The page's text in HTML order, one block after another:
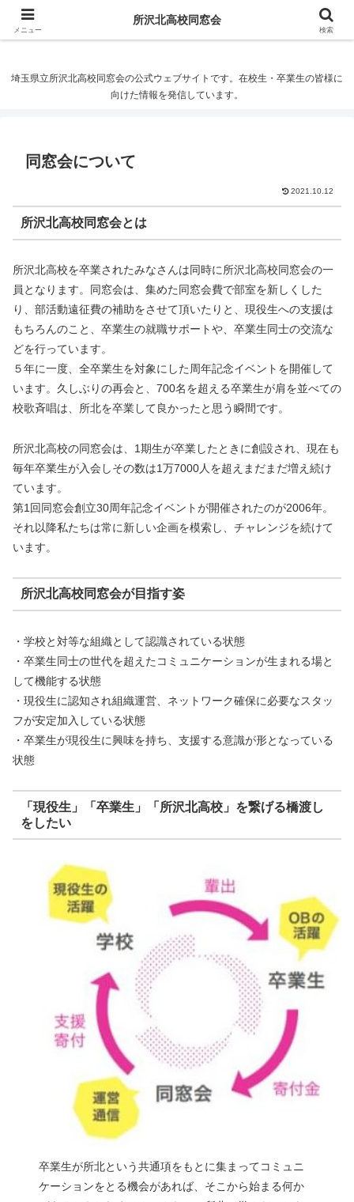
所沢北高校同窓会
埼玉県立所沢北高校同窓会の公式ウェブサイトです。在校生・卒業生の皆様に
向けた情報を発信しています。
同窓会について
2021.10.12
所沢北高校同窓会とは
所沢北高校を卒業されたみなさんは同時に所沢北高校同窓会の一
員となります。同窓会は、集めた同窓会費で部室を新しくした
り、部活動遠征費の補助をさせて頂いたりと、現役生への支援は
もちろんのこと、卒業生の就職サポートや、卒業生同士の交流な
どを行っています。
５年に一度、全卒業生を対象にした周年記念イベントを開催して
います。久しぶりの再会と、700名を超える卒業生が肩を並べての
校歌斉唱は、所北を卒業して良かったと思う瞬間です。
所沢北高校の同窓会は、1期生が卒業したときに創設され、現在も
毎年卒業生が入会しその数は1万7000人を超えまだまだ増え続け
ています。
第1回同窓会創立30周年記念イベントが開催されたのが2006年。
それ以降私たちは常に新しい企画を模索し、チャレンジを続けて
います。
所沢北高校同窓会が目指す姿
・学校と対等な組織として認識されている状態
・卒業生同士の世代を超えたコミュニケーションが生まれる場と
して機能する状態
・現役生に認知され組織運営、ネットワーク確保に必要なスタッ
フが安定加入している状態
・卒業生が現役生に興味を持ち、支援する意識が形となっている
状態
「現役生」「卒業生」「所沢北高校」を繋げる橋渡し
をしたい
卒業生が所北という共通項をもとに集まってコミュニ
ケーションをとる機会があれば、そこから始まる何か
メニュー
所沢北高校同窓会
検索